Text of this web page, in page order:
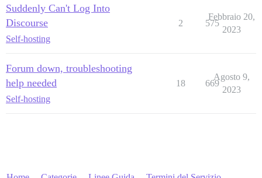
Suddenly Can't Log Into
Discourse
Self-hosting
2 575
Febbraio 20,
2023
Forum down, troubleshooting
help needed
Self-hosting
18 669
Agosto 9,
2023